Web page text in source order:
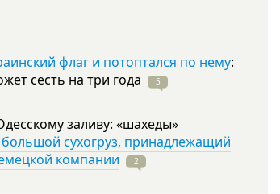
флаг и потоптался по нему:
сесть на три года 5
заливу: «шахеды»
большой сухогруз, принадлежащий
компании
2